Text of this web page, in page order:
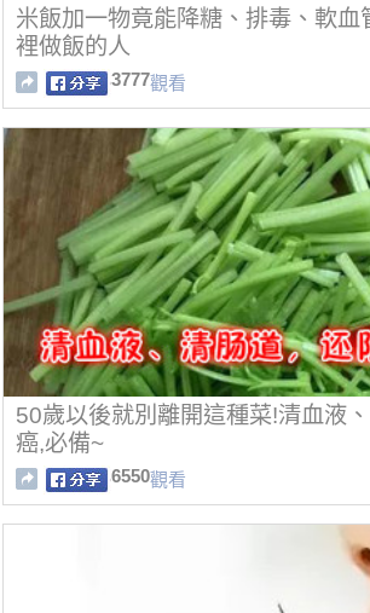
米飯加一物竟能降糖、排毒、軟血
裡做飯的人
3777觀看
50歲以後就別離開這種菜!清血液
癌,必備~
6550觀看